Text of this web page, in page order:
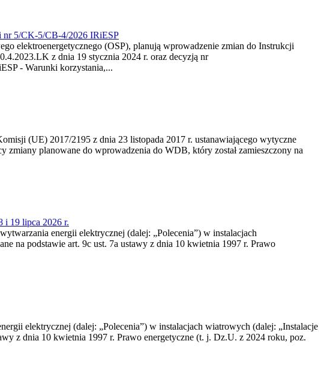
nr 5/CK-5/CB-4/2026 IRiESP
elektroenergetycznego (OSP), planują wprowadzenie zmian do Instrukcji
z dnia 19 stycznia 2024 r. oraz decyzją nr
- Warunki korzystania,...
(UE) 2017/2195 z dnia 23‍ listopada 2017 r. ustanawiającego wytyczne
planowane do wprowadzenia do WDB, który został zamieszczony na
i 19 lipca 2026 r.
energii elektrycznej (dalej: „Polecenia”) w instalacjach
na podstawie art. 9c ust. 7a ustawy z dnia 10 kwietnia 1997 r. Prawo
elektrycznej (dalej: „Polecenia”) w instalacjach wiatrowych (dalej: „Instalacje
z dnia 10 kwietnia 1997 r. Prawo energetyczne (t. j. Dz.U. z 2024 roku, poz.